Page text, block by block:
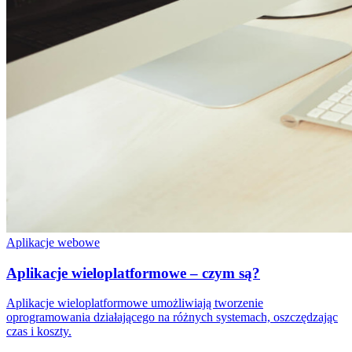
Aplikacje webowe
Aplikacje wieloplatformowe – czym są?
Aplikacje wieloplatformowe umożliwiają tworzenie
oprogramowania działającego na różnych systemach, oszczędzając
czas i koszty.